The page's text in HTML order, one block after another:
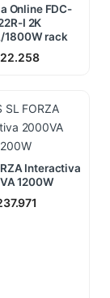
Online FDC-
I 2K
1800W rack
Interactiva
1200W